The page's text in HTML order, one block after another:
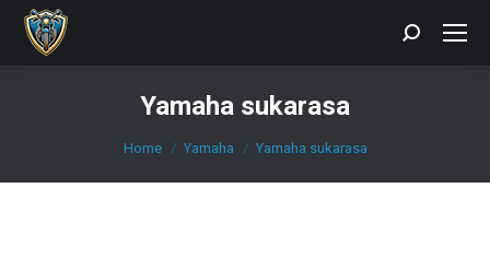
Search:
Yamaha sukarasa
You are here:
Home Yamaha Yamaha sukarasa